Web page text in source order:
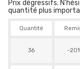
Prix dégressifs.
quantité plus
Quantité
36 -